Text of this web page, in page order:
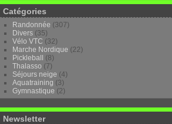
Catégories
Randonnée (307)
Divers (35)
Vélo VTC (32)
Marche Nordique (22)
Pickleball
(8)
Thalasso (7)
Séjours neige (4)
Aquatraining (3)
Gymnastique (2)
Newsletter